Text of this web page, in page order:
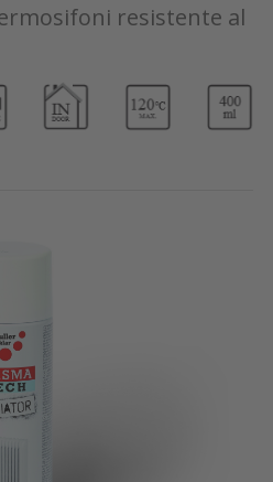
resistente al